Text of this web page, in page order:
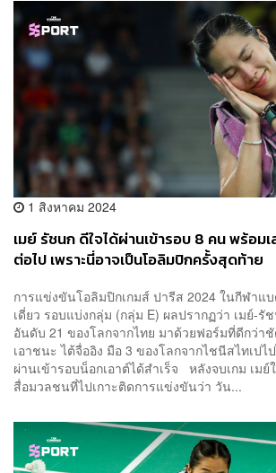
1 สิงหาคม 2024
เมย์ รัชนก ดีใจได้ผ่านเข้ารอบ 8 คน พร้อมเ
ต่อไป เพราะนี่อาจเป็นโอลิมปิกครั้งสุดท้าย
การแข่งขันโอลิมปิกเกมส์ ปารีส 2024 ในกีฬาแ
เดี่ยว รอบแบ่งกลุ่ม (กลุ่ม E) ผลปรากฏว่า เมย์-
อันดับ 21 ของโลกจากไทย มาด้วยฟอร์มที่ดีกว่า
เอาชนะ ไต้จื่ออิง มือ 3 ของโลกจากไชนีสไทเปไ
ผ่านเข้ารอบน็อกเอาต์ได้สำเร็จ หลังจบเกม เม
สื่อมวลชนที่ไปเกาะติดการแข่งขันว่า วัน...